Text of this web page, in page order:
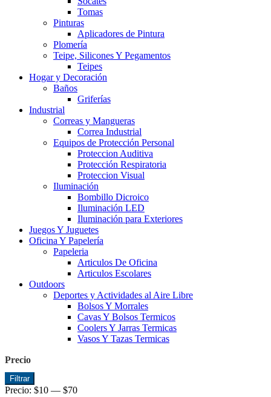
Tomas
Pinturas
Aplicadores de Pintura
Plomería
Teipe, Silicones Y Pegamentos
Teipes
Hogar y Decoración
Baños
Griferías
Industrial
Correas y Mangueras
Correa Industrial
Equipos de Protección Personal
Proteccion Auditiva
Protección Respiratoria
Proteccion Visual
Iluminación
Bombillo Dicroico
Iluminación LED
Iluminación para Exteriores
Juegos Y Juguetes
Oficina Y Papelería
Papeleria
Articulos De Oficina
Articulos Escolares
Outdoors
Deportes y Actividades al Aire Libre
Bolsos Y Morrales
Cavas Y Bolsos Termicos
Coolers Y Jarras Termicas
Vasos Y Tazas Termicas
Precio
Precio
mínimo
Precio
máximo
Filtrar
Precio: $10 — $70